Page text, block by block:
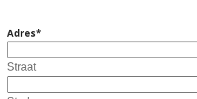
Adres*
Straat